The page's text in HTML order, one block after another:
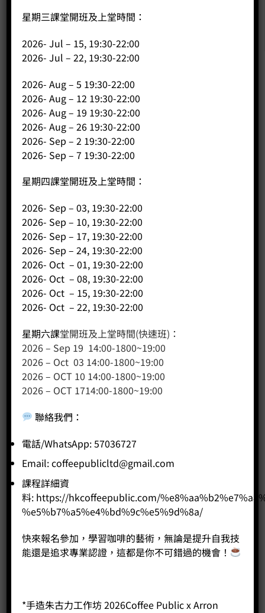
公司
主頁
關於我們
導師簡介
課程/工作坊
客戶服務
聯絡我們
網站地圖
友站連結
產品分類
咖啡課程
咖啡種類
咖啡機
咖啡器具
咖啡器具品牌
星期三課堂開班及上堂時間：
2026- Jul – 15, 19:30-22:00
2026- Jul – 22, 19:30-22:00
2026- Aug – 5 19:30-22:00
2026- Aug – 12 19:30-22:00
2026- Aug – 19 19:30-22:00
2026- Aug – 26 19:30-22:00
2026- Sep – 2 19:30-22:00
2026- Sep – 7 19:30-22:00
星期四課堂開班及上堂時間：
2026- Sep – 03, 19:30-22:00
2026- Sep – 10, 19:30-22:00
2026- Sep – 17, 19:30-22:00
2026- Sep – 24, 19:30-22:00
2026- Oct – 01, 19:30-22:00
2026- Oct – 08, 19:30-22:00
2026- Oct – 15, 19:30-22:00
2026- Oct – 22, 19:30-22:00
星期六課堂開班及上堂時間(快速班)：
2026 – Sep 19 14:00-1800~19:00
2026 – Oct 03 14:00-1800~19:00
2026 – OCT 10 14:00-1800~19:00
2026 – OCT 1714:00-1800~19:00
聯絡我們 ：
電話/WhatsApp: 57036727
Email:coffeepublicltd@gmail.com
課程詳細資
料: https://hkcoffeepublic.com/
%e5%b7%a5%e4%bd%9c%e5%9d%8a/
快來報名參加，學習咖啡的藝術，無論是提升自我技
能還是追求專業認證，這都是你不可錯過的機會！
*手造朱古力工作坊 2026Coffee Public x Arron